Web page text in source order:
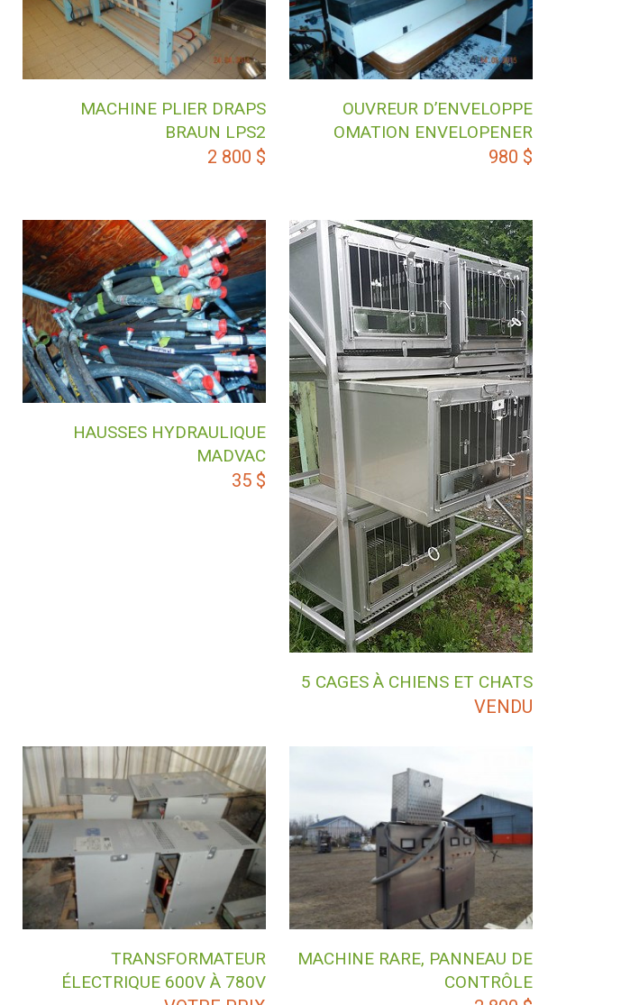
MACHINE PLIER DRAPS
BRAUN LPS2
2 800 $
OUVREUR D’ENVELOPPE
OMATION ENVELOPENER
980 $
HAUSSES HYDRAULIQUE
MADVAC
35 $
5 CAGES À CHIENS ET CHATS
VENDU
TRANSFORMATEUR
ÉLECTRIQUE 600V À 780V
MACHINE RARE, PANNEAU DE
CONTRÔLE